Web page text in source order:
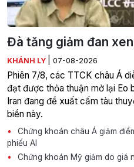
Đà tăng giảm đan
KHÁNH LY 07-08-2026
Phiên 7/8, các TTCK châu Á
đạt được thỏa thuận mở lại Eo
Iran đang đề xuất cấm tàu
biển này.
Chứng khoán châu Á giảm
phiếu AI
Chứng khoán Mỹ giảm do giá